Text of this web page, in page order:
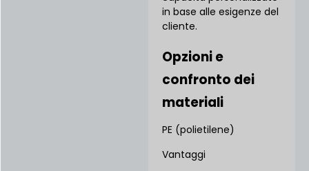
in base alle esigenze del
cliente.
Opzioni e
confronto dei
materiali
PE (polietilene)
Vantaggi